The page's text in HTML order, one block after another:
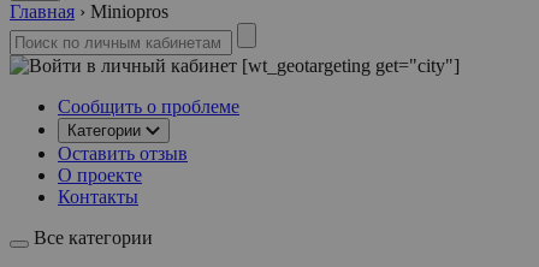
Главная › Miniopros
[wt_geotargeting get="city"]
Сообщить о проблеме
Категории
Оставить отзыв
О проекте
Контакты
Все категории